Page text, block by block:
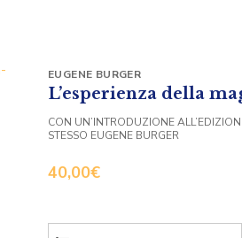
L’esperienza della
40,00€
EUGENE BURGER
CON UN’INTRODUZIONE
STESSO EUGENE BURGER